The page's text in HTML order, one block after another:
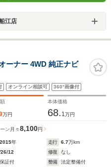
江店
ナー 4WD 純正ナビ
オンライン相談可 360°画像付
万円
本体価格
68. 1万円
ン 月々8,100円
2015年 走行 6.7万km
'26/12 修復
なし
保証付 整備
法定整備付